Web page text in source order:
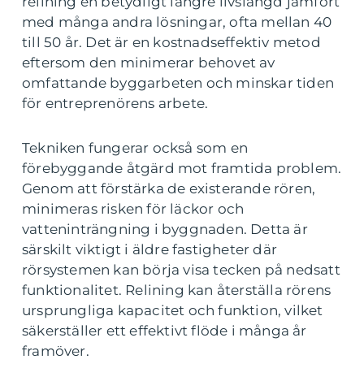
med många andra lösningar, ofta mellan 40
till 50 år. Det är en kostnadseffektiv metod
eftersom den minimerar behovet av
omfattande byggarbeten och minskar tiden
för entreprenörens arbete.
Tekniken fungerar också som en
förebyggande åtgärd mot framtida problem.
Genom att förstärka de existerande rören,
minimeras risken för läckor och
vatteninträngning i byggnaden. Detta är
särskilt viktigt i äldre fastigheter där
rörsystemen kan börja visa tecken på nedsatt
funktionalitet. Relining kan återställa rörens
ursprungliga kapacitet och funktion, vilket
säkerställer ett effektivt flöde i många år
framöver.